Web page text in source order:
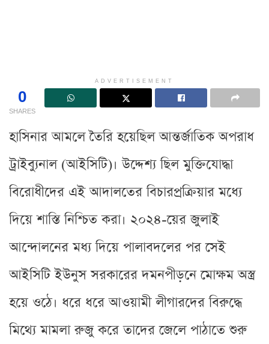
ADVERTISEMENT
0
SHARES
হাসিনার আমলে তৈরি হয়েছিল আন্তর্জাতিক অপরাধ
ট্রাইব্যুনাল (আইসিটি)। উদ্দেশ্য ছিল মুক্তিযোদ্ধা
বিরোধীদের এই আদালতের বিচারপ্রক্রিয়ার মধ্যে
দিয়ে শাস্তি নিশ্চিত করা। ২০২৪-য়ের জুলাই
আন্দোলনের মধ্য দিয়ে পালাবদলের পর সেই
আইসিটি ইউনুস সরকারের দমনপীড়নে মোক্ষম অস্ত্র
হয়ে ওঠে। ধরে ধরে আওয়ামী লীগারদের বিরুদ্ধে
মিথ্যে মামলা রুজু করে তাদের জেলে পাঠাতে শুরু